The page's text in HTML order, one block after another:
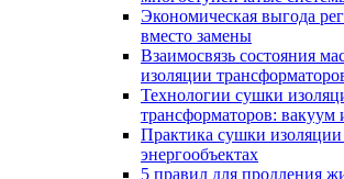
Экономическая выгода
вместо замены
Взаимосвязь состояния
изоляции
Технологии сушки
трансформаторов: вакуум
Практика сушки изоляции
энергообъектах
5 правил для продления